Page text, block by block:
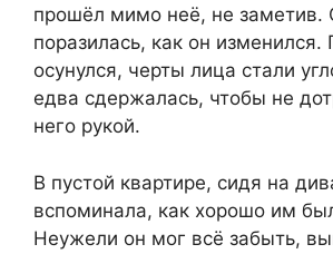
прошёл мимо неё, не заметив.
поразилась, как он изменился.
осунулся, черты лица стали
едва сдержалась, чтобы не
него рукой.
В пустой квартире, сидя на
вспоминала, как хорошо им
Неужели он мог всё забыть,